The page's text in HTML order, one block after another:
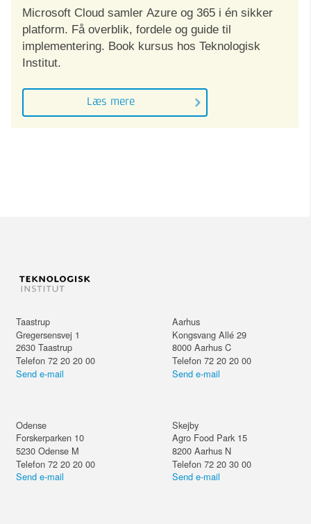
Microsoft Cloud samler Azure og 365 i én sikker
platform. Få overblik, fordele og guide til
implementering. Book kursus hos Teknologisk
Institut.
Læs mere
Taastrup
Gregersensvej 1
2630 Taastrup
Telefon 72 20 20 00
Send e-mail
Aarhus
Kongsvang Allé 29
8000 Aarhus C
Telefon 72 20 20 00
Send e-mail
Odense
Forskerparken 10
5230 Odense M
Telefon 72 20 20 00
Send e-mail
Skejby
Agro Food Park 15
8200 Aarhus N
Telefon 72 20 30 00
Send e-mail